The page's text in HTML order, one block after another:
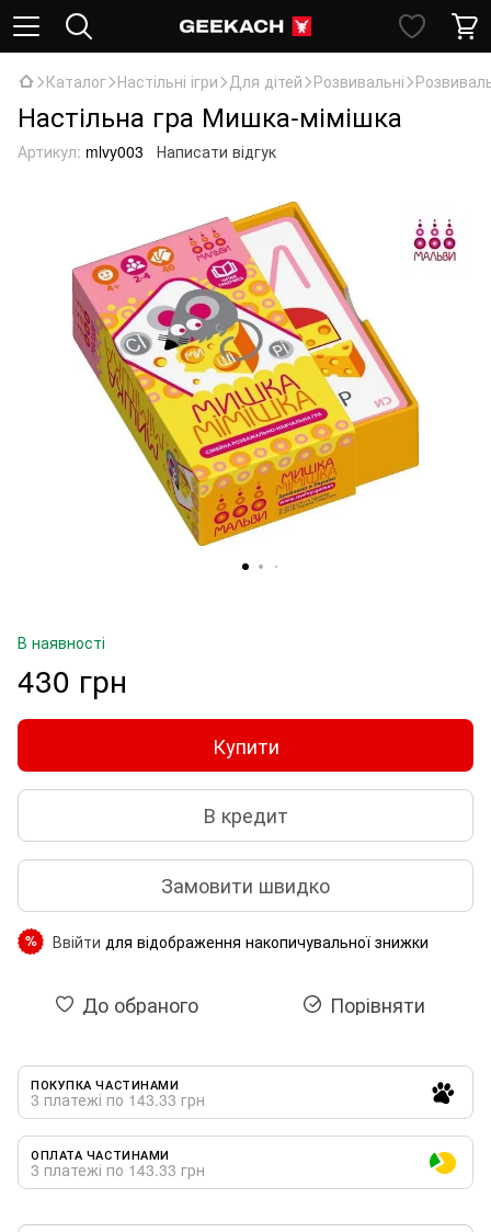
Каталог Настільні ігри Для дітей Розвивальні
Настільна гра Мишка-мімішка
Артикул: mlvy003 Написати відгук
В наявності
430 грн
Купити
В кредит
Замовити швидко
% Ввійти для відображення накопичувальної знижки
До обраного Порівняти
ПОКУПКА ЧАСТИНАМИ
3 платежі по 143.33 грн
ОПЛАТА ЧАСТИНАМИ
3 платежі по 143.33 грн